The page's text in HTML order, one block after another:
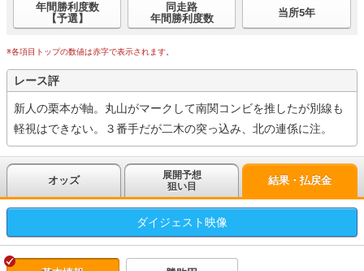
年間勝利度数
【予選】
同走路
年間勝利度数
当所5年
※各項目トップの数値は赤字で表示されます。
レース評
新人の栗本が軸。丸山がマークして南関コンビを推したが別線も
軽視はできない。３番手だが二木の突っ込み、北の連係に注。
オッズ
展開予想
狙い目
結果・払戻金
ダイジェスト映像